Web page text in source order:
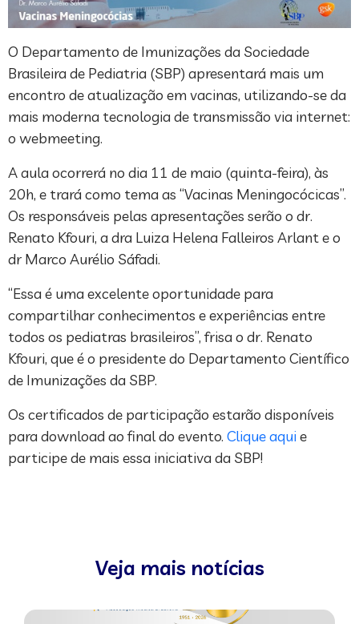
O Departamento de Imunizações da Sociedade
Brasileira de Pediatria (SBP) apresentará mais um
encontro de atualização em vacinas, utilizando-se da
mais moderna tecnologia de transmissão via internet:
o webmeeting.
A aula ocorrerá no dia 11 de maio (quinta-feira), às
20h, e trará como tema as “Vacinas Meningocócicas”.
Os responsáveis pelas apresentações serão o dr.
Renato Kfouri, a dra Luiza Helena Falleiros Arlant e o
dr Marco Aurélio Sáfadi.
“Essa é uma excelente oportunidade para
compartilhar conhecimentos e experiências entre
todos os pediatras brasileiros”, frisa o dr. Renato
Kfouri, que é o presidente do Departamento Científico
de Imunizações da SBP.
Os certificados de participação estarão disponíveis
para download ao final do evento. Clique aqui e
participe de mais essa iniciativa da SBP!
Veja mais notícias